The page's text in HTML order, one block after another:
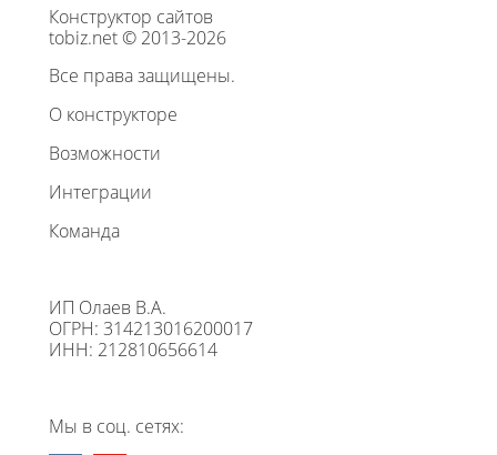
Конструктор сайтов
tobiz.net © 2013-2026
Все права защищены.
О конструкторе
Возможности
Интеграции
Команда
ИП Олаев В.А.
ОГРН: 314213016200017
ИНН: 212810656614
Мы в соц. сетях: